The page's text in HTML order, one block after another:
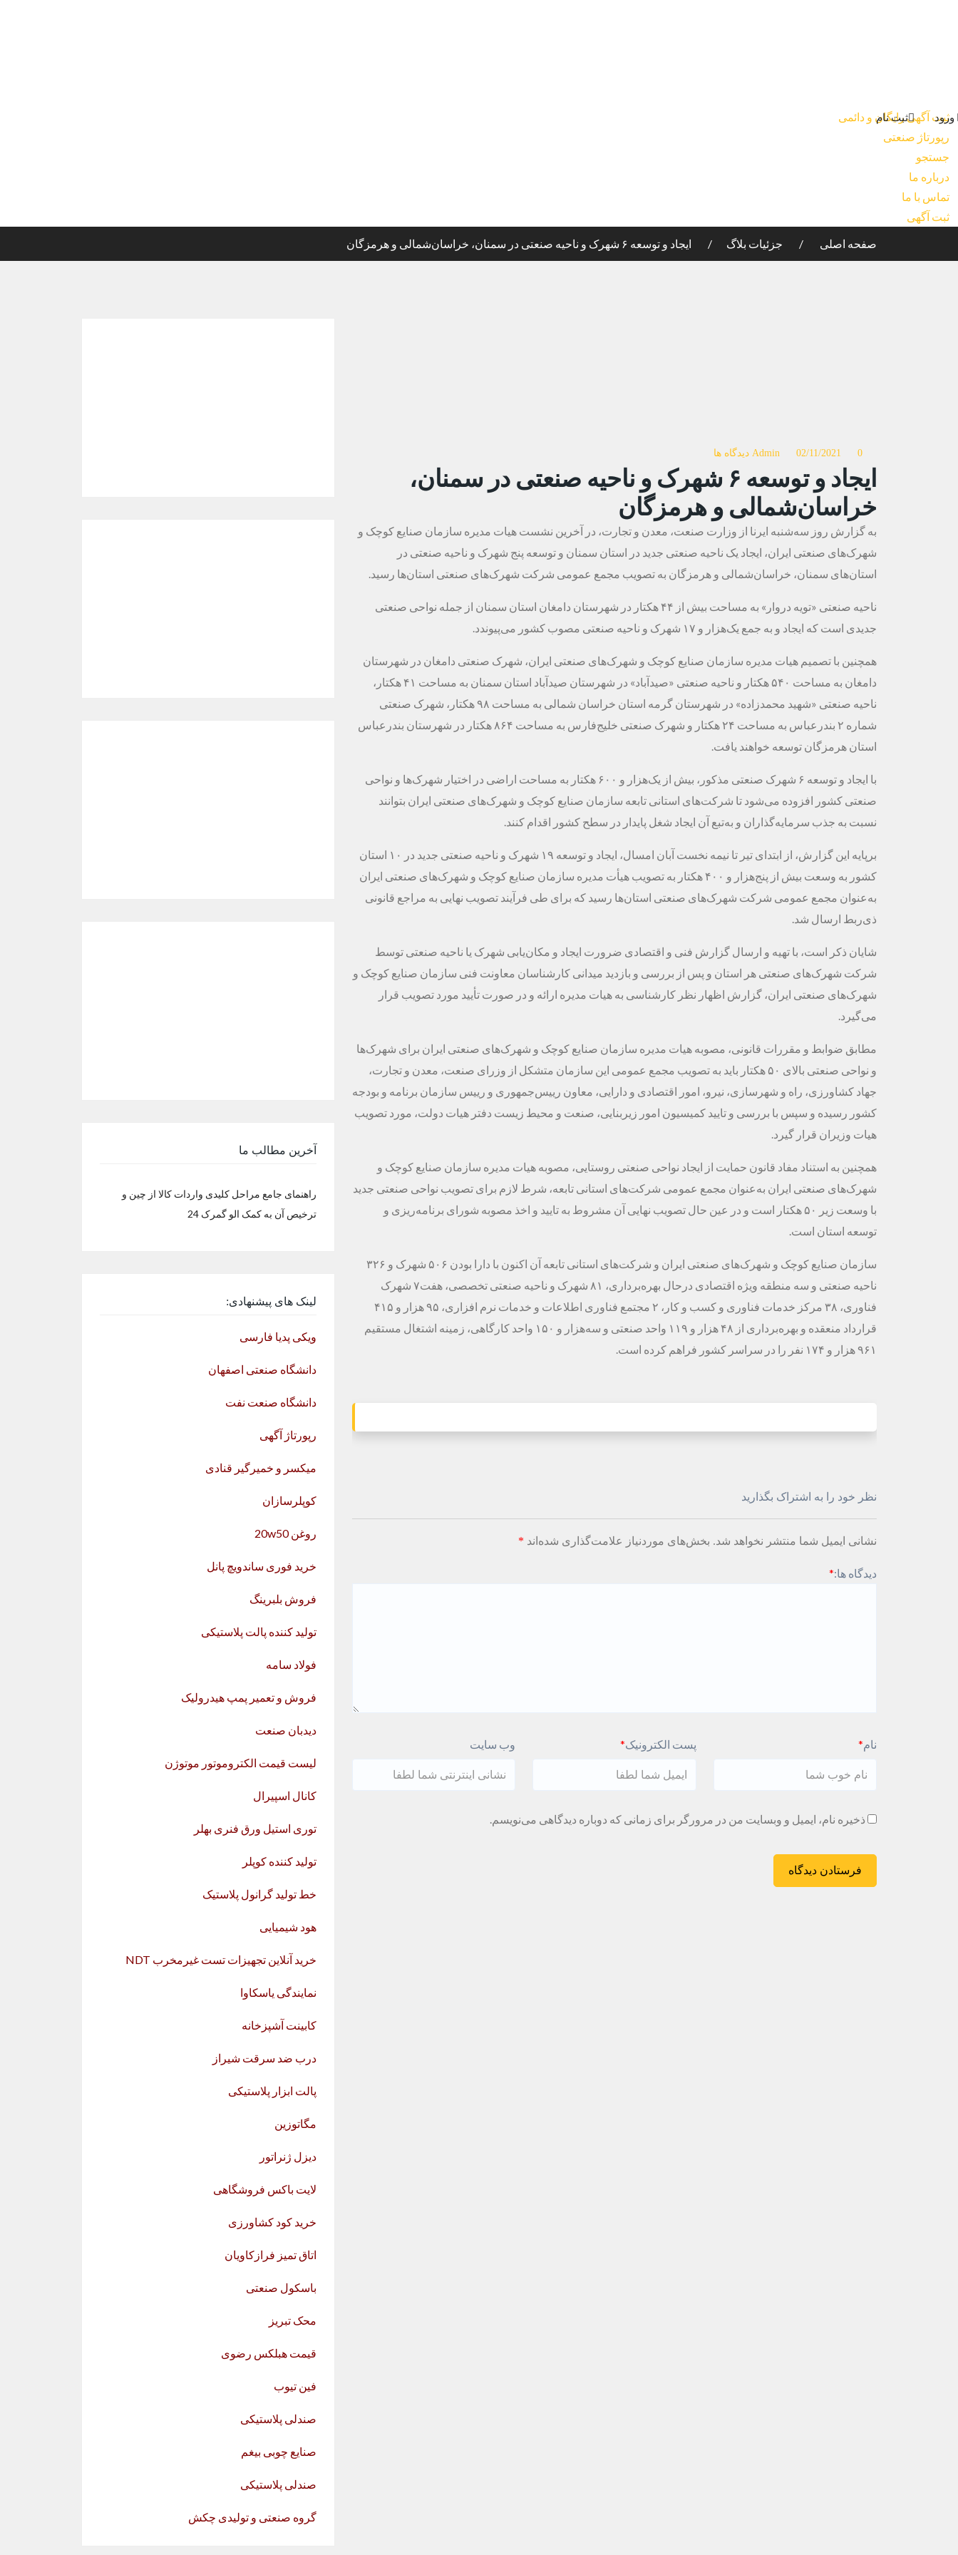
ثبت آگهی رایگان و دائمی
رپورتاژ صنعتی
جستجو
درباره ما
تماس با ما
ثبت آگهی
ورود ثبت نام
صفحه اصلی جزئیات بلاگ ایجاد و توسعه ۶ شهرک و ناحیه صنعتی در سمنان، خراسان‌شمالی و هرمزگان
Admin 02/11/2021 0 دیدگاه ها
ایجاد و توسعه ۶ شهرک و ناحیه صنعتی در سمنان،
خراسان‌شمالی و هرمزگان
به گزارش روز سه‌شنبه ایرنا از وزارت صنعت، معدن و تجارت، در آخرین نشست هیات مدیره سازمان صنایع کوچک و
شهرک‌های صنعتی ایران، ایجاد یک ناحیه صنعتی جدید در استان سمنان و توسعه پنج شهرک و ناحیه صنعتی در
استان‌های سمنان، خراسان‌شمالی و هرمزگان به تصویب مجمع عمومی شرکت‌ شهرک‌های صنعتی استان‌ها رسید.
ناحیه صنعتی «تویه دروار» به مساحت بیش از ۴۴ هکتار در شهرستان دامغان استان سمنان از جمله نواحی صنعتی
جدیدی است که ایجاد و به جمع یک‌هزار و ۱۷ شهرک و ناحیه صنعتی مصوب کشور می‌پیوندد.
همچنین با تصمیم هیات مدیره سازمان صنایع کوچک و شهرک‌های صنعتی ایران، شهرک صنعتی دامغان در شهرستان
دامغان به مساحت ۵۴۰ هکتار و ناحیه صنعتی «صیدآباد» در شهرستان صیدآباد استان سمنان به مساحت ۴۱ هکتار،
ناحیه صنعتی «شهید محمدزاده» در شهرستان گرمه استان خراسان شمالی به مساحت ۹۸ هکتار، شهرک صنعتی
شماره ۲ بندرعباس به مساحت ۲۴ هکتار و شهرک صنعتی خلیج‌فارس به مساحت ۸۶۴ هکتار در شهرستان بندرعباس
استان هرمزگان توسعه خواهند یافت.
با ایجاد و توسعه ۶ شهرک صنعتی مذکور، بیش از یک‌هزار و ۶۰۰ هکتار به مساحت اراضی در اختیار شهرک‌ها و نواحی
صنعتی کشور افزوده می‌شود تا شرکت‌های استانی تابعه سازمان صنایع کوچک و شهرک‌های صنعتی ایران بتوانند
نسبت به جذب سرمایه‌گذاران و به‌تبع آن ایجاد شغل پایدار در سطح کشور اقدام کنند.
برپایه این گزارش، از ابتدای تیر تا نیمه نخست آبان امسال، ایجاد و توسعه ۱۹ شهرک و ناحیه صنعتی جدید در ۱۰ استان
کشور به وسعت بیش از پنج‌هزار و ۴۰۰ هکتار به تصویب هیأت مدیره سازمان صنایع کوچک و شهرک‌های صنعتی ایران
به‌عنوان مجمع عمومی شرکت‌ شهرک‌های صنعتی استان‌ها رسید که برای طی فرآیند تصویب نهایی به مراجع قانونی
ذی‌ربط ارسال شد.
شایان ذکر است، با تهیه و ارسال گزارش فنی و اقتصادی ضرورت ایجاد و مکان‌یابی شهرک یا ناحیه صنعتی توسط
شرکت‌ شهرک‌های صنعتی هر استان‌ و پس از بررسی و بازدید میدانی کارشناسان معاونت فنی سازمان صنایع کوچک و
شهرک‌های صنعتی ایران، گزارش اظهار نظر کارشناسی به هیات مدیره ارائه و در صورت تأیید مورد تصویب قرار
می‌گیرد.
مطابق ضوابط و مقررات قانونی، مصوبه هیات مدیره سازمان صنایع کوچک و شهرک‌های صنعتی ایران برای شهرک‌ها
و نواحی صنعتی بالای ۵۰ هکتار باید به تصویب مجمع عمومی این سازمان متشکل از وزرای صنعت، معدن و تجارت،
جهاد کشاورزی، راه و شهرسازی، نیرو، امور اقتصادی و دارایی، معاون رییس‌جمهوری و رییس سازمان برنامه و بودجه
کشور رسیده و سپس با بررسی و تایید کمیسیون امور زیربنایی، صنعت و محیط زیست دفتر هیات دولت، مورد تصویب
هیات وزیران قرار گیرد.
همچنین به استناد مفاد قانون حمایت از ایجاد نواحی صنعتی روستایی، مصوبه هیات مدیره سازمان صنایع کوچک و
شهرک‌های صنعتی ایران به‌عنوان مجمع عمومی شرکت‌های استانی تابعه، شرط لازم برای تصویب نواحی صنعتی جدید
با وسعت زیر ۵۰ هکتار است و در عین حال تصویب نهایی آن مشروط به تایید و اخذ مصوبه شورای برنامه‌ریزی و
توسعه استان است.
سازمان صنایع کوچک و شهرک‌های صنعتی ایران و شرکت‌های استانی تابعه آن اکنون با دارا بودن ۵۰۶ شهرک و ۳۲۶
ناحیه صنعتی و سه منطقه ویژه اقتصادی درحال بهره‌برداری، ۸۱ شهرک و ناحیه صنعتی تخصصی، هفت۷ شهرک
فناوری، ۳۸ مرکز خدمات فناوری و کسب و کار، ۲ مجتمع فناوری اطلاعات و خدمات نرم‌ افزاری، ۹۵ هزار و ۴۱۵
قرارداد منعقده و بهره‌برداری از ۴۸ هزار و ۱۱۹ واحد صنعتی و سه‌هزار و ۱۵۰ واحد کارگاهی، زمینه اشتغال مستقیم
۹۶۱ هزار و ۱۷۴ نفر را در سراسر کشور فراهم کرده است.
نظر خود را به اشتراک بگذارید
نشانی ایمیل شما منتشر نخواهد شد. بخش‌های موردنیاز علامت‌گذاری شده‌اند *
دیدگاه ها:*
نام* پست الکترونیک* وب سایت
ذخیره نام، ایمیل و وبسایت من در مرورگر برای زمانی که دوباره دیدگاهی می‌نویسم.
آخرین مطالب ما
راهنمای جامع مراحل کلیدی واردات کالا از چین و
ترخیص آن به کمک الو گمرک 24
لینک های پیشنهادی:
ویکی پدیا فارسی
دانشگاه صنعتی اصفهان
دانشگاه صنعت نفت
رپورتاژ آگهی
میکسر و خمیرگیر قنادی
کوپلرسازان
روغن 20w50
خرید فوری ساندویچ پانل
فروش بلبرینگ
تولید کننده پالت پلاستیکی
فولاد سامه
فروش و تعمیر پمپ هیدرولیک
دیدبان صنعت
لیست قیمت الکتروموتور موتوژن
کانال اسپیرال
توری استیل ورق فنری بهلر
تولید کننده کوپلر
خط تولید گرانول پلاستیک
هود شیمیایی
خرید آنلاین تجهیزات تست غیرمخرب NDT
نمایندگی یاسکاوا
کابینت آشپزخانه
درب ضد سرقت شیراز
پالت ابزار پلاستیکی
مگاتوزین
دیزل ژنراتور
لایت باکس فروشگاهی
خرید کود کشاورزی
اتاق تمیز فرازکاویان
باسکول صنعتی
محک تبریز
قیمت هبلکس رضوی
فین تیوب
صندلی پلاستیکی
صنایع چوبی بیغم
صندلی پلاستیکی
گروه صنعتی و تولیدی چکش